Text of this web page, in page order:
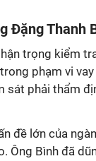
Đặng Thanh
trọng kiểm
phạm vi
sát phải thẩm
đề lớn của
Ông Bình đã